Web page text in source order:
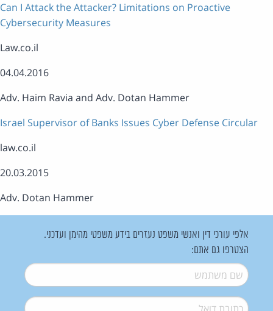
Can I Attack the Attacker? Limitations on Proactive
Cybersecurity Measures
Law.co.il
04.04.2016
Adv. Haim Ravia and Adv. Dotan Hammer
Israel Supervisor of Banks Issues Cyber Defense Circular
law.co.il
20.03.2015
Adv. Dotan Hammer
אלפי עורכי דין ואנשי משפט נעזרים בידע משפטי מהימן ועדכני.
הצטרפו גם אתם:
שם משתמש*
דואל*